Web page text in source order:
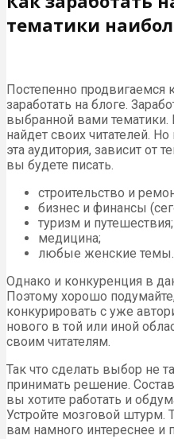
тематики
Постепенно продвигаемся
заработать на блоге.
выбранной вами
найдет своих читателей.
эта аудитория, зависит от
вы будете писать.
строительство и
бизнес и финансы
туризм и путешествия;
медицина;
любые женские темы.
Однако и конкуренция в
Поэтому хорошо
конкурировать с уже
нового в той или иной
своим читателям.
Так что сделать выбор не
принимать решение.
вы хотите работать и
Устройте мозговой штурм.
вам намного интереснее и